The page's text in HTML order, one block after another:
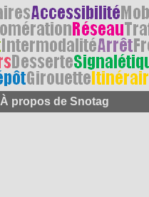
À propos de Snotag